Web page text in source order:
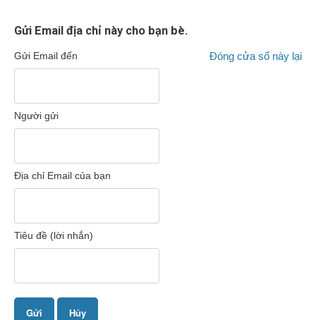
Gửi Email địa chỉ này cho bạn bè.
Đóng cửa sổ này lại
Gửi Email đến
Người gửi
Địa chỉ Email của bạn
Tiêu đề (lời nhắn)
Gửi Hủy